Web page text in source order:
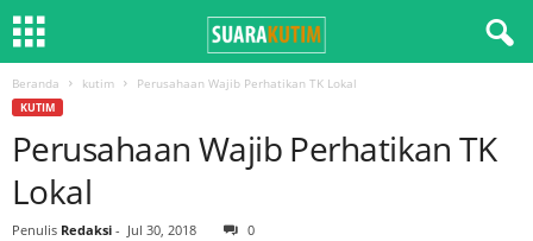
Beranda kutim Perusahaan Wajib Perhatikan TK Lokal
KUTIM
Perusahaan Wajib Perhatikan TK
Lokal
Penulis Redaksi - Jul 30, 2018 0